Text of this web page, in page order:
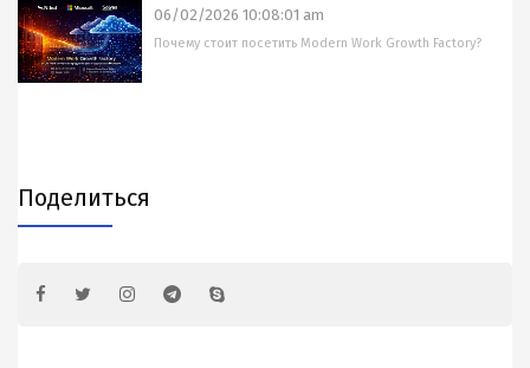
06/02/2026 10:08:01 am
Почему стоит посетить Modern Work Growth Factory?
Поделиться